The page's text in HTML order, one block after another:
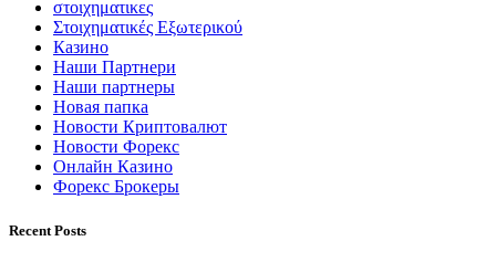
στοιχηματικες
Στοιχηματικές Εξωτερικού
Казино
Наши Партнери
Наши партнеры
Новая папка
Новости Криптовалют
Новости Форекс
Онлайн Казино
Форекс Брокеры
Recent Posts